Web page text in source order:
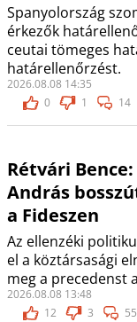
Spanyolország
érkezők
ceutai tömeges
határellenőrzést.
2026.08.08 14:35
0
1 14
Rétvári
András
a Fideszen
Az ellenzéki
el a köztársasági
meg a precedenst
2026.08.08 13:48
12
3 55